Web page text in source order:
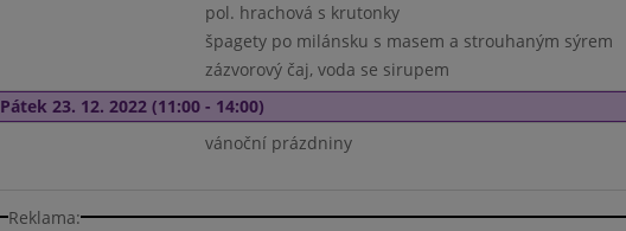
pol. hrachová s krutonky
špagety po milánsku s masem a strouhaným sýrem
zázvorový čaj, voda se sirupem
Pátek 23. 12. 2022 (11:00 - 14:00)
vánoční prázdniny
Reklama: